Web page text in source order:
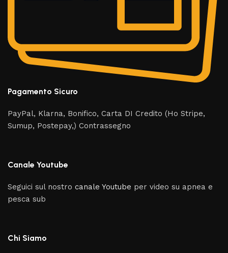
Pagamento Sicuro
PayPal, Klarna, Bonifico, Carta DI Credito (Ho Stripe,
Sumup, Postepay,) Contrassegno
Canale Youtube
Seguici sul nostrocanale Youtube per video su apnea e
pesca sub
Chi Siamo